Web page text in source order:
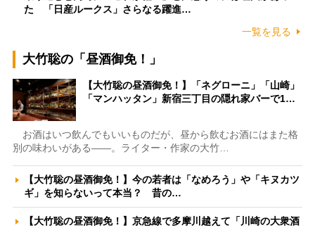
た 「日産ルークス」さらなる躍進…
一覧を見る
大竹聡の「昼酒御免！」
【大竹聡の昼酒御免！】「ネグローニ」「山崎」
「マンハッタン」新宿三丁目の隠れ家バーで1…
お酒はいつ飲んでもいいものだが、昼から飲むお酒にはまた格
別の味わいがある――。ライター・作家の大竹…
【大竹聡の昼酒御免！】今の若者は「なめろう」や「キヌカツ
ギ」を知らないって本当？ 昔の…
【大竹聡の昼酒御免！】京急線で多摩川越えて「川崎の大衆酒